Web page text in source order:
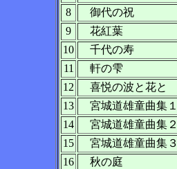
8 御代の祝
9 花紅葉
10 千代の寿
11 軒の雫
12 喜悦の波と花と
13 宮城道雄童曲集１
14 宮城道雄童曲集２
15 宮城道雄童曲集３
16 秋の庭